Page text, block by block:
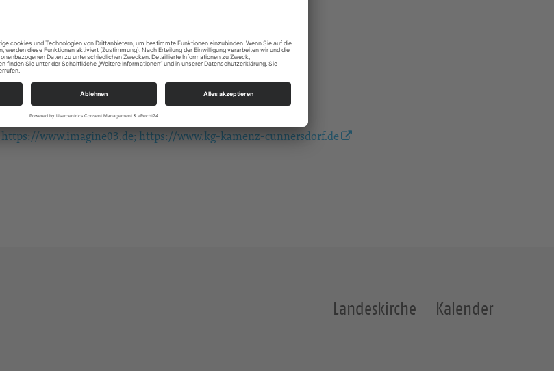
Alle
Schwesterkirchverbund Kamenz
Kirchstraße 20
kg.kamenz-cunnersdorf@evlks.de
https://www.imagine03.de; https://www.kg-kamenz-cunnersdorf.de
Landeskirche Kalender